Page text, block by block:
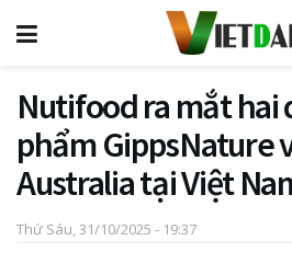
Nutifood ra mắt hai
phẩm GippsNature
Australia tại Việt
Thứ Sáu, 31/10/2025 - 19:37